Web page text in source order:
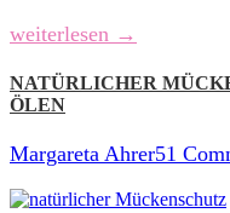
weiterlesen →
NATÜRLICHER
ÖLEN
Margareta Ahrer51